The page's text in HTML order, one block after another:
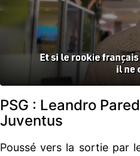
PSG : Leandro
Juventus
Poussé vers la sortie par